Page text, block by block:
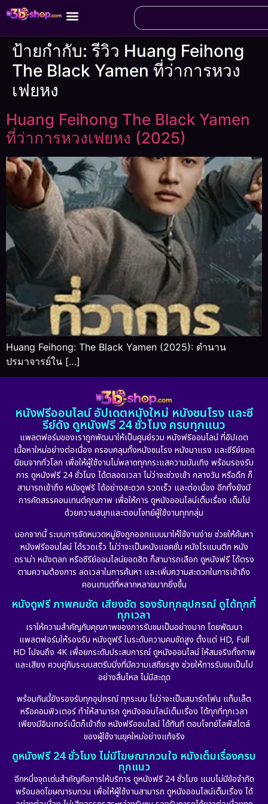
ป้ายกำกับ:รีวิว Huang Feihong
The Black Yamen ที่ว่าการหวง
เฟยหง
Huang Feihong The Black Yamen
ที่ว่าการหวงเฟยหง (2025)
Huang Feihong: The Black Yamen (2025): ตำนาน
ปรมาจารย์ใน […]
หนังฟรีออนไลน์ อัปเดตหนังใหม่ หนังชนโรง และซี
รีย์ดัง ดูหนังฟรี 24 ชั่วโมง ครบทุกแนว
แพลตฟอร์มของเราถูกพัฒนาให้เป็นศูนย์รวม หนังฟรีออนไลน์ ที่อัปเดต
เนื้อหาใหม่อย่างต่อเนื่อง ครอบคลุมทั้งหนังชนโรง หนังมาแรง และซีรีย์ยอด
นิยมจากทั่วโลก เพื่อให้ผู้ใช้งานไม่พลาดทุกกระแสความบันเทิง พร้อมรองรับ
การ ดูหนังฟรี 24 ชั่วโมง ได้ตลอดเวลา ไม่ว่าจะช่วงเช้า กลางวัน หรือดึก ก็
สามารถเข้าถึง หนังดูฟรี ได้อย่างสะดวก รวดเร็ว และต่อเนื่อง อีกทั้งยังมี
การคัดสรรคอนเทนต์คุณภาพ เพื่อให้การ ดูหนังออนไลน์เต็มเรื่อง เต็มไป
ด้วยความสนุกและตอบโจทย์ผู้ใช้งานทุกกลุ่ม
นอกจากนี้ ระบบการจัดหมวดหมู่ยังถูกออกแบบมาให้ใช้งานง่าย ช่วยให้ค้นหา
หนังฟรีออนไลน์ ได้รวดเร็ว ไม่ว่าจะเป็นหนังแอคชั่น หนังโรแมนติก หนัง
ดราม่า หนังตลก หรือซีรีย์ออนไลน์ยอดฮิต ก็สามารถเลือก ดูหนังฟรี ได้ตรง
ตามความต้องการ ลดเวลาในการค้นหา และเพิ่มความสะดวกในการเข้าถึง
คอนเทนต์ที่หลากหลายมากยิ่งขึ้น
หนังดูฟรี ภาพคมชัด เสียงชัด รองรับทุกอุปกรณ์ ดูได้ทุกที่
ทุกเวลา
เราให้ความสำคัญกับคุณภาพของการรับชมเป็นอย่างมาก โดยพัฒนา
แพลตฟอร์มให้รองรับ หนังดูฟรี ในระดับความคมชัดสูง ตั้งแต่ HD, Full
HD ไปจนถึง 4K เพื่อยกระดับประสบการณ์ ดูหนังออนไลน์ ให้สมจริงทั้งภาพ
และเสียง ควบคู่กับระบบสตรีมมิ่งที่มีความเสถียรสูง ช่วยให้การรับชมเป็นไป
อย่างลื่นไหล ไม่มีสะดุด
พร้อมกันนี้ยังรองรับทุกอุปกรณ์ ทุกระบบ ไม่ว่าจะเป็นสมาร์ทโฟน แท็บเล็ต
หรือคอมพิวเตอร์ ทำให้สามารถ ดูหนังออนไลน์เต็มเรื่อง ได้ทุกที่ทุกเวลา
เพียงมีอินเทอร์เน็ตก็เข้าถึง หนังฟรีออนไลน์ ได้ทันที ตอบโจทย์ไลฟ์สไตล์
ของผู้ใช้งานยุคใหม่อย่างแท้จริง
ดูหนังฟรี 24 ชั่วโมง ไม่มีโฆษณากวนใจ หนังเต็มเรื่องครบ
ทุกแนว
อีกหนึ่งจุดเด่นสำคัญคือการให้บริการ ดูหนังฟรี 24 ชั่วโมง แบบไม่มีข้อจำกัด
พร้อมลดโฆษณารบกวน เพื่อให้ผู้ใช้งานสามารถ ดูหนังออนไลน์เต็มเรื่อง ได้